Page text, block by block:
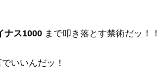
ナス1000 まで叩き落とす禁術だッ！！
いいんだッ！